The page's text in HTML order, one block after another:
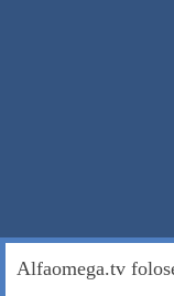
Alfaomega.tv